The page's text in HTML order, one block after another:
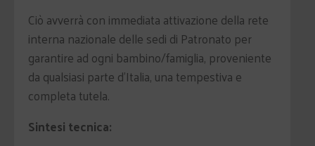
Ciò avverrà con immediata attivazione della rete
interna nazionale delle sedi di Patronato per
garantire ad ogni bambino/famiglia, proveniente
da qualsiasi parte d'Italia, una tempestiva e
completa tutela.
Sintesi tecnica: